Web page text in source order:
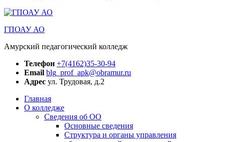
ГПОАУ АО
Амурский педагогический колледж
Телефон +7(4162)35-30-94
Email blg_prof_apk@obramur.ru
Адрес ул. Трудовая, д.2
Главная
О колледже
Сведения об ОО
Основные сведения
Структура и органы управления